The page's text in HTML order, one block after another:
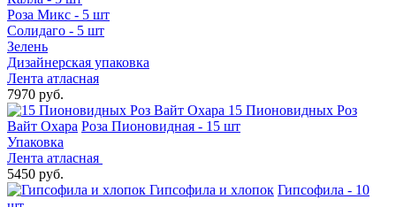
Роза Микс - 5 шт
Солидаго - 5 шт
Зелень
Дизайнерская упаковка
Лента атласная
7970 руб.
15 Пионовидных Роз
Вайт Охара Роза Пионовидная - 15 шт
Упаковка
Лента атласная
5450 руб.
Гипсофила и хлопок Гипсофила - 10